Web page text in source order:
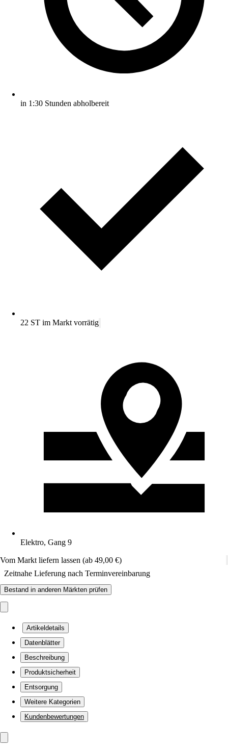
in 1:30 Stunden abholbereit
22 ST im Markt vorrätig
Elektro, Gang 9
Vom Markt liefern lassen (ab 49,00 €)
Zeitnahe Lieferung nach Terminvereinbarung
Bestand in anderen Märkten prüfen
Artikeldetails
Datenblätter
Beschreibung
Produktsicherheit
Entsorgung
Weitere Kategorien
Kundenbewertungen